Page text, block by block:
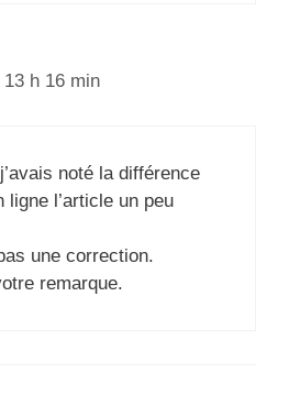
h 16 min
noté la différence
ligne l’article un peu
une correction.
remarque.